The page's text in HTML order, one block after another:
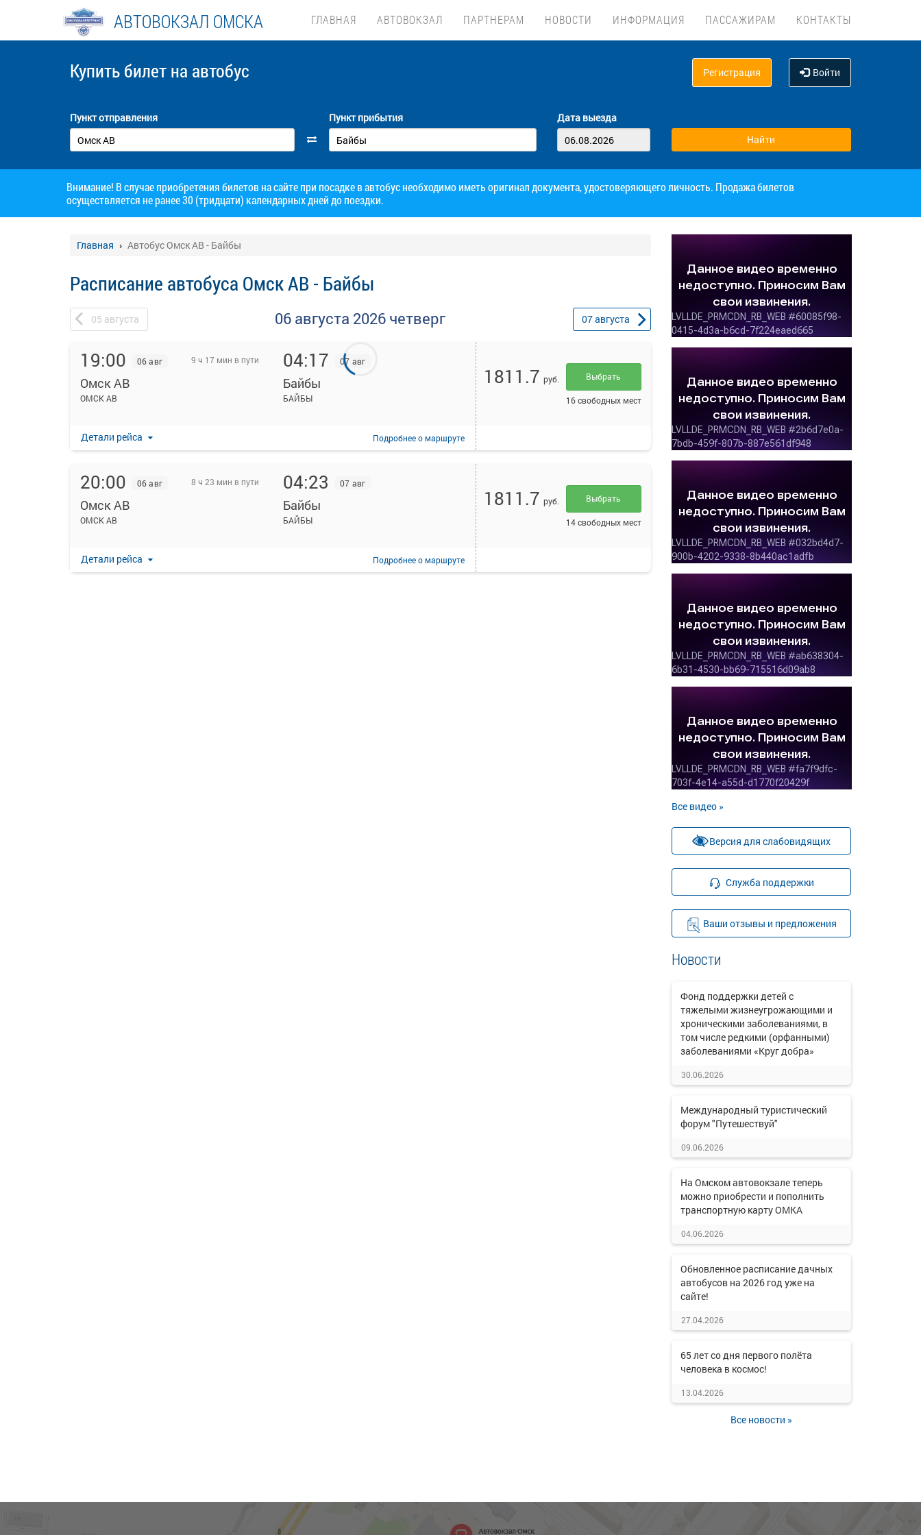
АВТОВОКЗАЛ ОМСКА ГЛАВНАЯ АВТОВОКЗАЛ ПАРТНЕРАМ НОВОСТИ ИНФОРМАЦИЯ ПАССАЖИРАМ КОНТАКТЫ
Купить билет на автобус Регистрация Войти
Пункт отправления Пункт прибытия Дата выезда
Внимание! В случае приобретения билетов на сайте при посадке в автобус необходимо иметь оригинал документа, удостоверяющего личность. Продажа билетов
осуществляется не ранее 30 (тридцати) календарных дней до поездки.
Главная Автобус Омск АВ - Байбы
Расписание автобуса Омск АВ - Байбы
05 августа 06 августа 2026 четверг 07августа
19:00 06 авг 9 ч 17 мин в пути
Омск АВ
ОМСК АВ
04:17 07 авг
Байбы
БАЙБЫ
Детали рейса Подробнеео маршруте
1811.7 руб. Выбрать
16 свободных мест
20:00 06 авг 8 ч 23 мин в пути
Омск АВ
ОМСК АВ
04:23 07 авг
Байбы
БАЙБЫ
Детали рейса Подробнеео маршруте
1811.7 руб. Выбрать
14 свободных мест
Все видео »
Версия для слабовидящих
Служба поддержки
Ваши отзывы и предложения
Новости
Фонд поддержки детей с
тяжелыми жизнеугрожающими и
хроническими заболеваниями, в
том числе редкими (орфанными)
заболеваниями «Круг добра»
30.06.2026
Международный туристический
форум "Путешествуй"
09.06.2026
На Омском автовокзале теперь
можно приобрести и пополнить
транспортную карту ОМКА
04.06.2026
Обновленное расписание дачных
автобусов на 2026 год уже на
сайте!
27.04.2026
65 лет со дня первого полёта
человека в космос!
13.04.2026
Все новости »